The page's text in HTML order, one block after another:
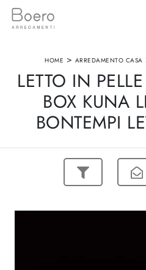
HOME > ARREDAMENTO CASA
LETTO IN
BOX KUNA
BONTEMPI